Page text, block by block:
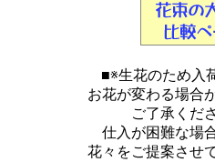
■※生花のため入
お花が変わる場合
ご了承くだ
仕入が困難な場
花々をご提案させ